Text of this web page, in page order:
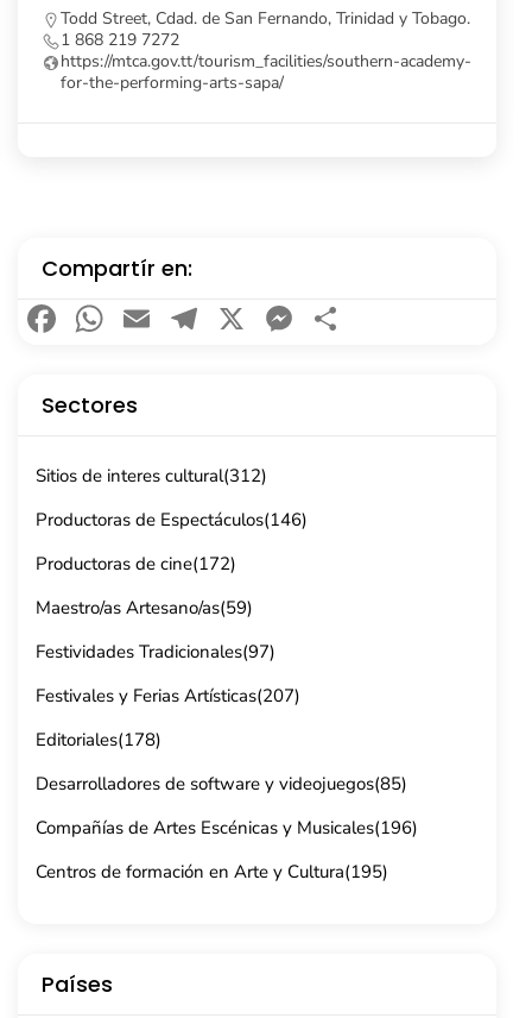
Cdad. Scarborough, Trinidad y Tobago.
https://tobagofestivalscommission.com/contact-us/
Compartír en:
Facebook
WhatsApp
EmailTelegram
X Messenger
Sectores
Sitios de interes cultural(312)
Productoras de Espectáculos(146)
Productoras de cine(172)
Maestro/as Artesano/as(59)
Festividades Tradicionales(97)
Festivales y Ferias Artísticas(207)
Editoriales(178)
Desarrolladores de software y videojuegos(85)
Compañías de Artes Escénicas y Musicales(196)
Centros de formación en Arte y Cultura(195)
Países